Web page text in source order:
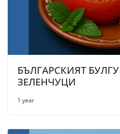
БЪЛГАРСКИЯТ
ЗЕЛЕНЧУЦИ
1 year